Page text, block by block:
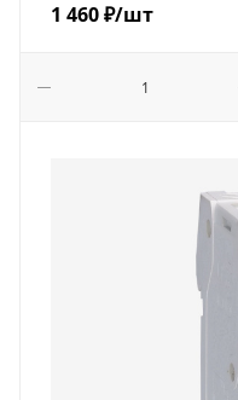
1 460₽/шт